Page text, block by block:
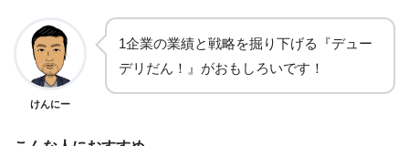
けんにー
1企業の業績と戦略を掘り下げる『デュー
デリだん！』がおもしろいです！